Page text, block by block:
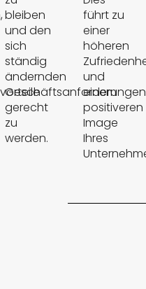
bleiben
und den
sich
ständig
ändernden
Geschäftsanforderungen
gerecht
zu
werden.
führt zu
einer
höheren
und
einem
positiveren
Image
Ihres